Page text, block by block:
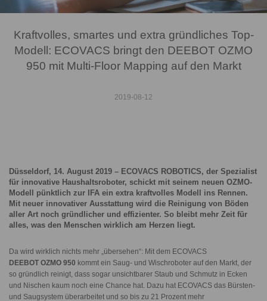
Kraftvolles, smartes und extra gründliches Top-
Modell: ECOVACS bringt den DEEBOT OZMO
950 mit Multi-Floor Mapping auf den Markt
2019-08-12
Düsseldorf, 14. August 2019 – ECOVACS ROBOTICS, der Spezialist
für innovative Haushaltsroboter, schickt mit seinem neuen OZMO-
Modell pünktlich zur IFA ein extra kraftvolles Modell ins Rennen.
Mit neuer innovativer Ausstattung wird die Reinigung von Böden
aller Art noch gründlicher und effizienter. So bleibt mehr Zeit für
alles, was den Menschen wirklich am Herzen liegt.
Da wird wirklich nichts mehr „übersehen“: Mit dem ECOVACS
DEEBOT OZMO 950 kommt ein Saug- und Wischroboter auf den Markt, der
so gründlich reinigt, dass sogar unsichtbarer Staub und Schmutz in Ecken
und Nischen kaum noch eine Chance hat. Dazu hat ECOVACS das Bürsten-
und Saugsystem überarbeitet und so bis zu 21 Prozent mehr